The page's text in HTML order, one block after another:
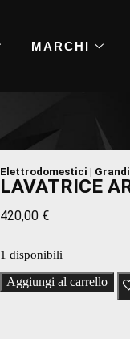
MARCHI
Elettrodomestici |
LAVATRICE
420,00 €
1 disponibili
Aggiungi al carrello